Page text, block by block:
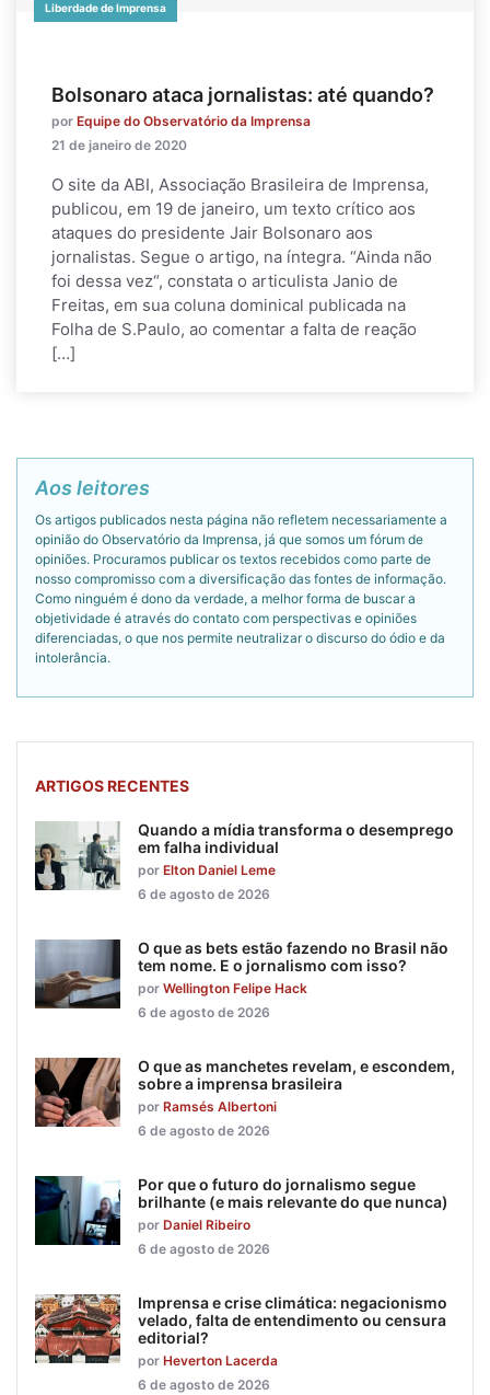
Liberdade de Imprensa
Bolsonaro ataca jornalistas: até quando?
por Equipe do Observatório da Imprensa
21 de janeiro de 2020
O site da ABI, Associação Brasileira de Imprensa,
publicou, em 19 de janeiro, um texto crítico aos
ataques do presidente Jair Bolsonaro aos
jornalistas. Segue o artigo, na íntegra. “Ainda não
foi dessa vez“, constata o articulista Janio de
Freitas, em sua coluna dominical publicada na
Folha de S.Paulo, ao comentar a falta de reação
[…]
Aos leitores
Os artigos publicados nesta página não refletem necessariamente a
opinião do Observatório da Imprensa, já que somos um fórum de
opiniões. Procuramos publicar os textos recebidos como parte de
nosso compromisso com a diversificação das fontes de informação.
Como ninguém é dono da verdade, a melhor forma de buscar a
objetividade é através do contato com perspectivas e opiniões
diferenciadas, o que nos permite neutralizar o discurso do ódio e da
intolerância.
ARTIGOS RECENTES
Quando a mídia transforma o desemprego
em falha individual
por Elton Daniel Leme
6 de agosto de 2026
O que as bets estão fazendo no Brasil não
tem nome. E o jornalismo com isso?
por Wellington Felipe Hack
6 de agosto de 2026
O que as manchetes revelam, e escondem,
sobre a imprensa brasileira
por Ramsés Albertoni
6 de agosto de 2026
Por que o futuro do jornalismo segue
brilhante (e mais relevante do que nunca)
por Daniel Ribeiro
6 de agosto de 2026
Imprensa e crise climática: negacionismo
velado, falta de entendimento ou censura
editorial?
por Heverton Lacerda
6 de agosto de 2026